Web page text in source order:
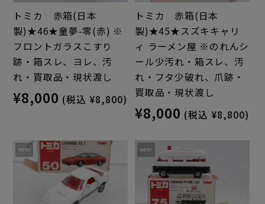
トミカ 赤箱(日本
製)★46★童夢-零(赤) ※
フロントガラスこすり
跡・箱スレ、ヨレ、汚
れ・買取品・現状渡し
¥8,000 (税込 ¥8,800)
トミカ 赤箱(日本
製)★45★スズキキャリ
ィ ラーメン屋 ※のれんシ
ール少汚れ・箱スレ、汚
れ・フタ少破れ、爪跡・
買取品・現状渡し
¥8,000 (税込 ¥8,800)